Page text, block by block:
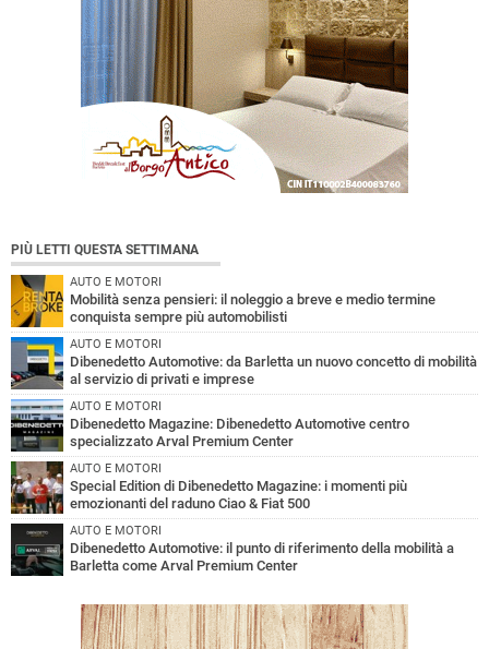
PIÙ LETTI QUESTA SETTIMANA
AUTO E MOTORI
Mobilità senza pensieri: il noleggio a breve e medio termine
conquista sempre più automobilisti
AUTO E MOTORI
Dibenedetto Automotive: da Barletta un nuovo concetto di mobilità
al servizio di privati e imprese
AUTO E MOTORI
Dibenedetto Magazine: Dibenedetto Automotive centro
specializzato Arval Premium Center
AUTO E MOTORI
Special Edition di Dibenedetto Magazine: i momenti più
emozionanti del raduno Ciao & Fiat 500
AUTO E MOTORI
Dibenedetto Automotive: il punto di riferimento della mobilità a
Barletta come Arval Premium Center